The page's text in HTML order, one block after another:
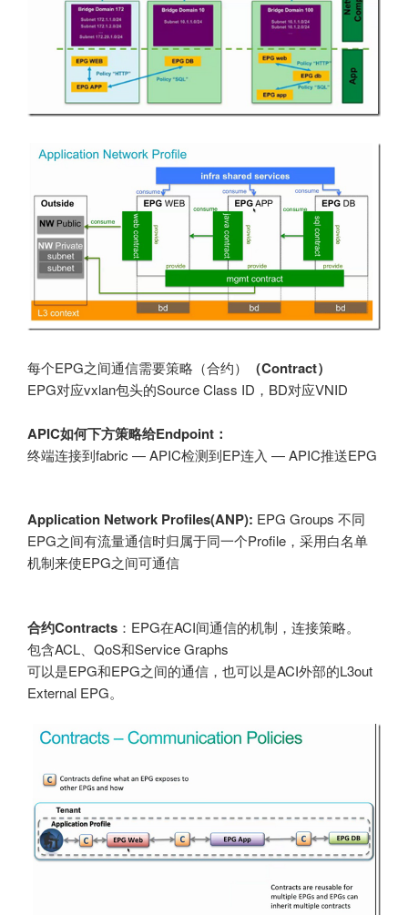
每个EPG之间通信需要策略（合约） （Contract）
EPG对应vxlan包头的Source Class ID，BD对应VNID
APIC如何下方策略给Endpoint：
终端连接到fabric — APIC检测到EP连入 — APIC推送EPG
Application Network Profiles(ANP): EPG Groups 不同
EPG之间有流量通信时归属于同一个Profile，采用白名单
机制来使EPG之间可通信
合约Contracts ：EPG在ACI间通信的机制，连接策略。
包含ACL、QoS和Service Graphs
可以是EPG和EPG之间的通信，也可以是ACI外部的L3out
External EPG。